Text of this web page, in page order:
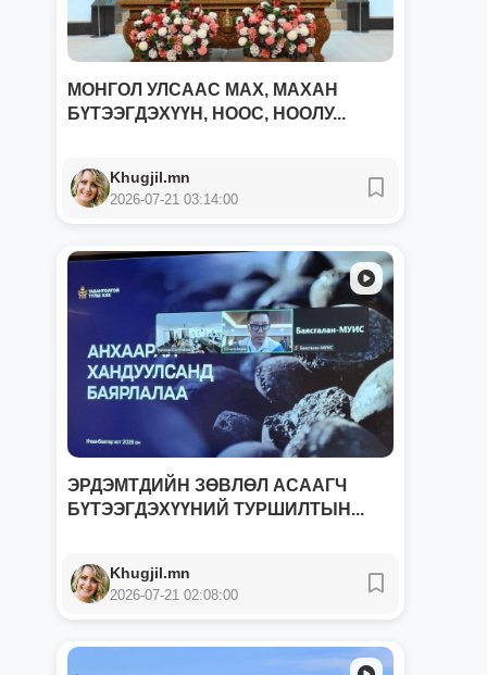
МОНГОЛ УЛСААС МАХ, МАХАН
БҮТЭЭГДЭХҮҮН, НООС, НООЛУ...
Khugjil.mn
2026-07-21 03:14:00
ЭРДЭМТДИЙН ЗӨВЛӨЛ АСААГЧ
БҮТЭЭГДЭХҮҮНИЙ ТУРШИЛТЫН...
Khugjil.mn
2026-07-21 02:08:00